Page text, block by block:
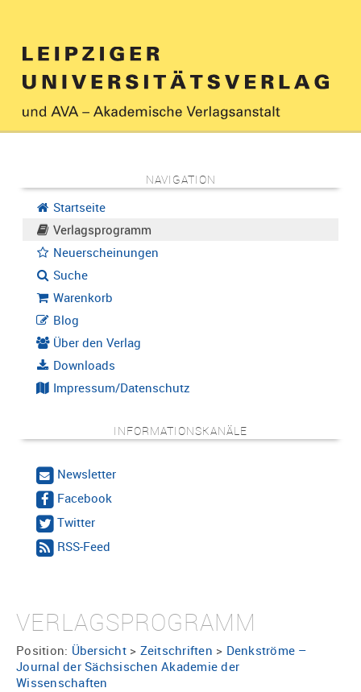
NAVIGATION
Startseite
Verlagsprogramm
Neuerscheinungen
Suche
Warenkorb
Blog
Über den Verlag
Downloads
Impressum/Datenschutz
INFORMATIONSKANÄLE
Newsletter
Facebook
Twitter
RSS-Feed
VERLAGSPROGRAMM
Position: Übersicht> Zeitschriften > Denkströme –
Journal der Sächsischen Akademie der
Wissenschaften